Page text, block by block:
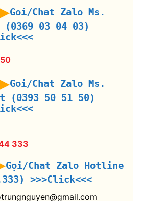
Goi/Chat Zalo Ms.
(0369 03 04 03)
Goi/Chat Zalo Ms.
(0393 50 51 50)
333
Gọi/Chat Zalo Hotline
>>>Click<<<